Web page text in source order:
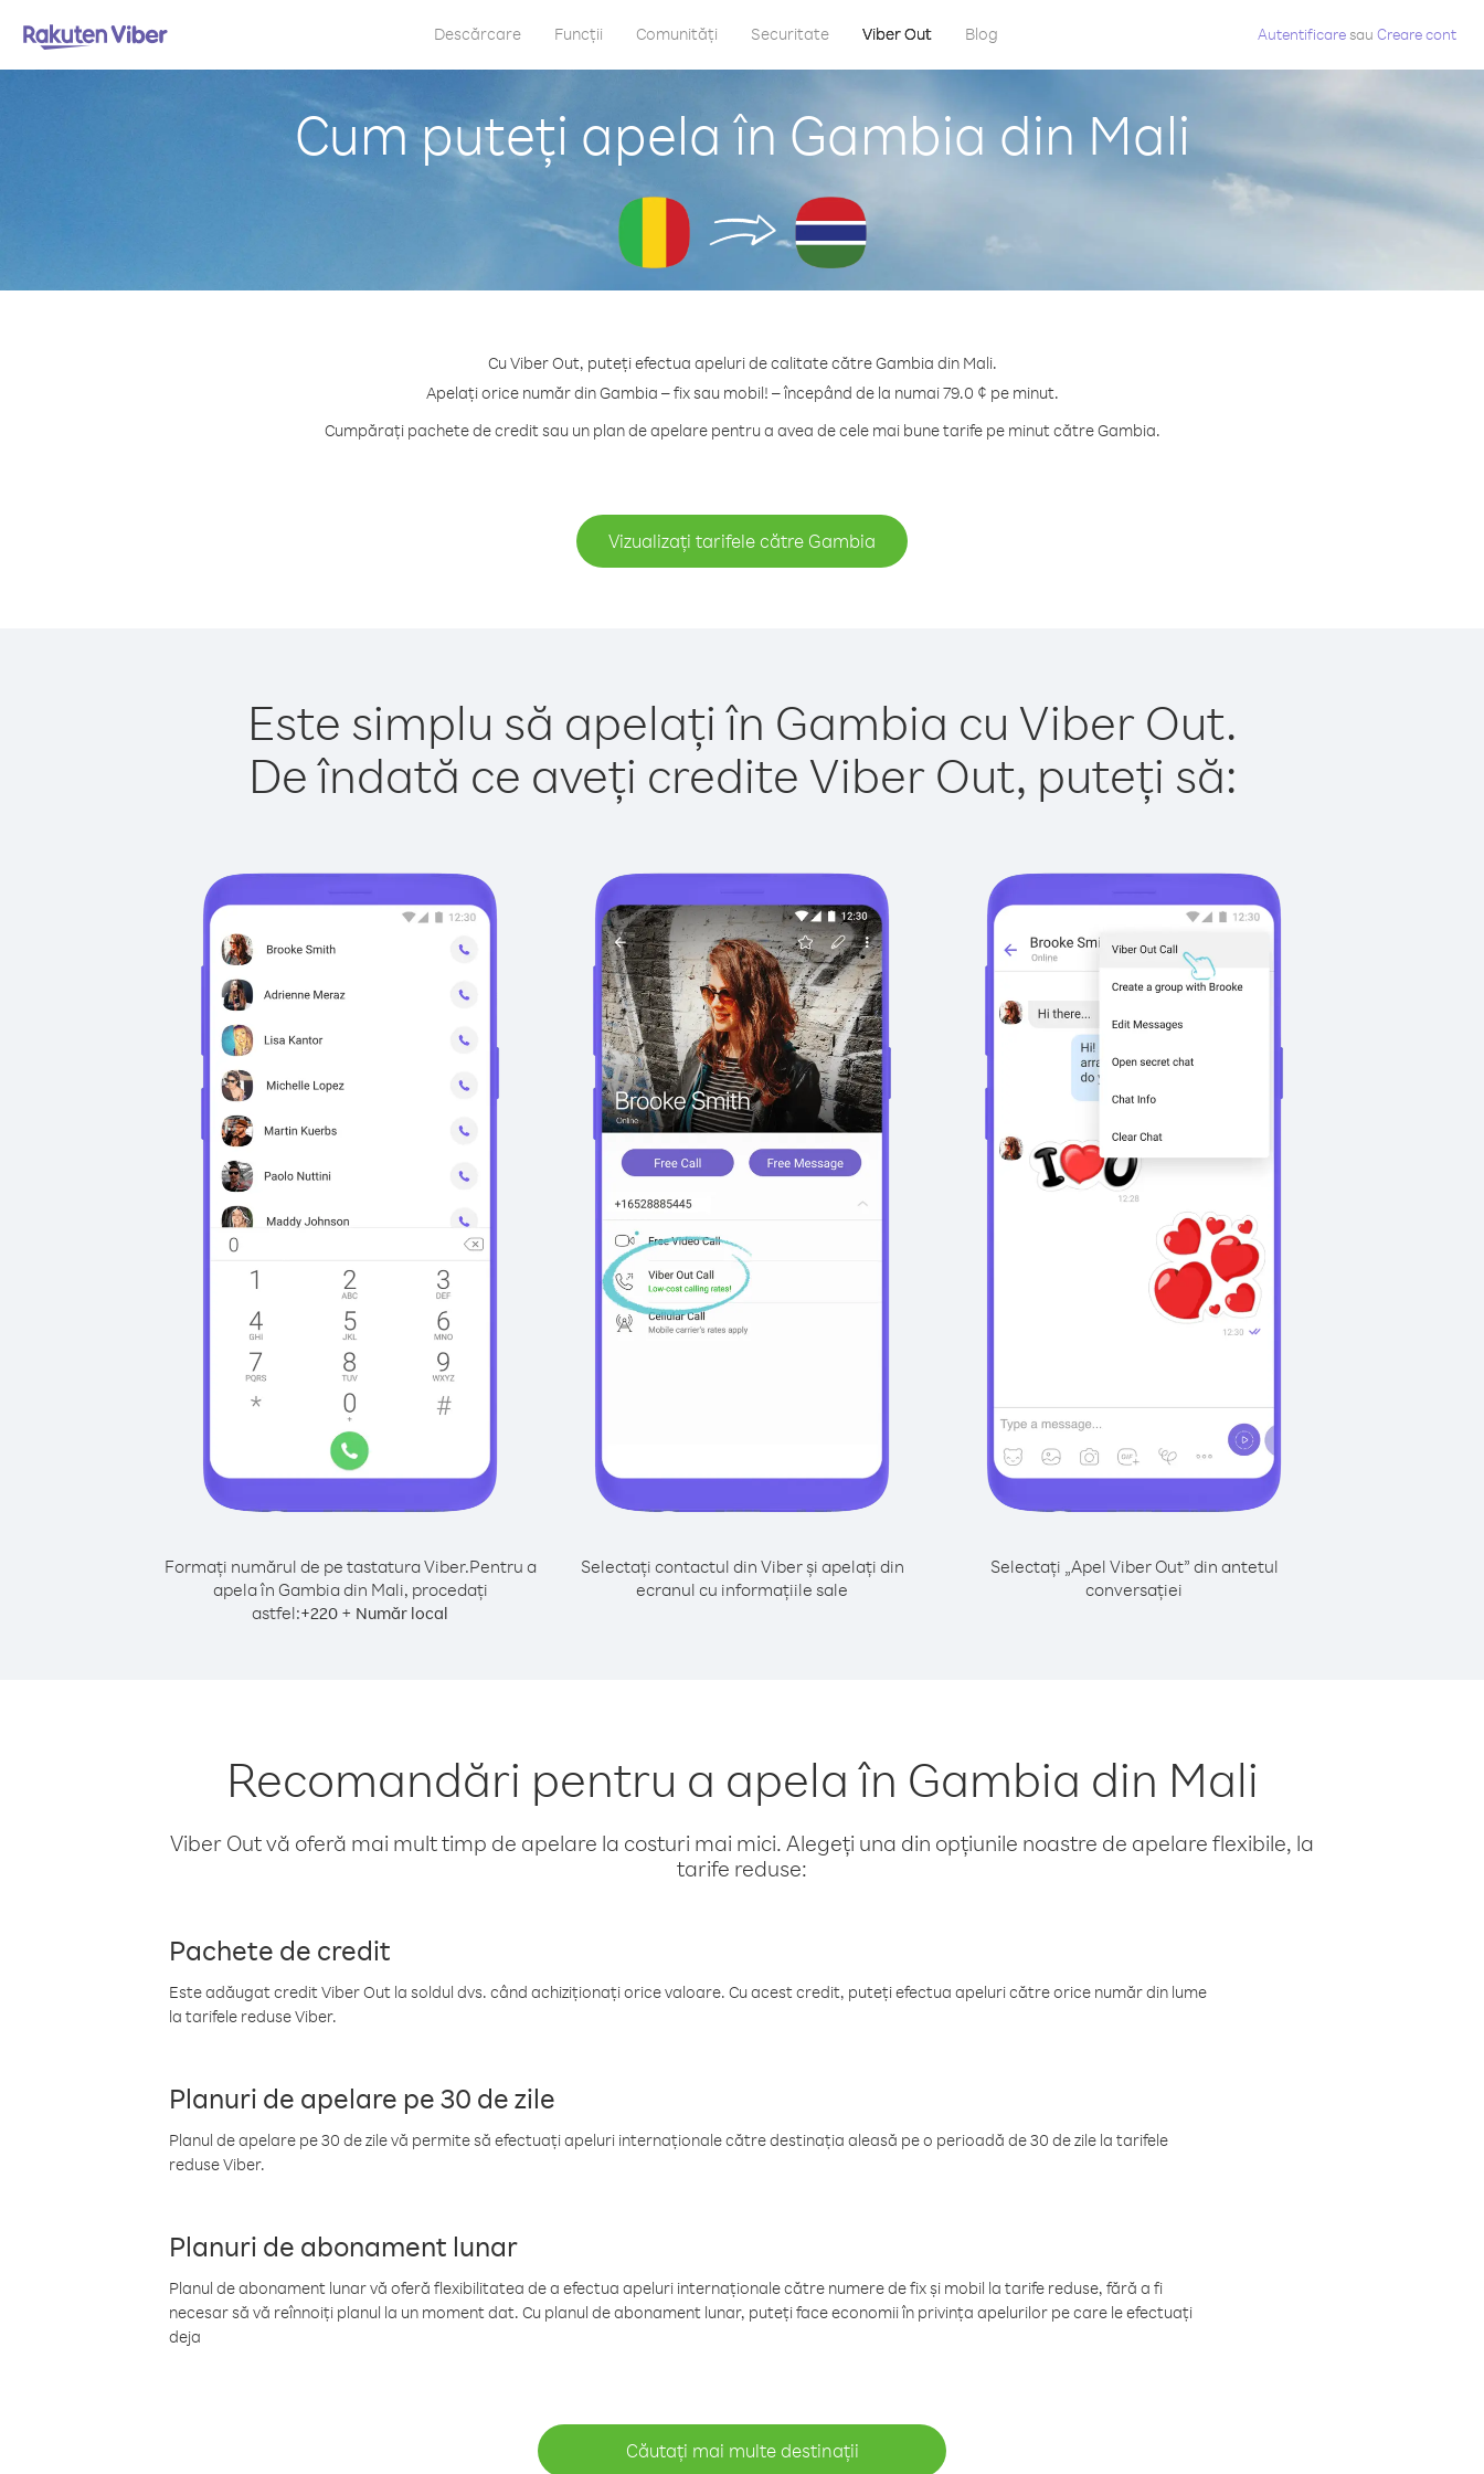
Descărcare Funcții Comunități Securitate Viber Out Blog Autentificaresau Creare cont
Cum puteți apela în Gambia din Mali
Cu Viber Out, puteți efectua apeluri de calitate către Gambia din Mali.
Apelați orice număr din Gambia – fix sau mobil! – începând de la numai 79.0 ¢ pe minut.
Cumpărați pachete de credit sau un plan de apelare pentru a avea de cele mai bune tarife pe minut către Gambia.
Vizualizați tarifele către Gambia
Este simplu să apelați în Gambia cu Viber Out.
De îndată ce aveți credite Viber Out, puteți să:
Formați numărul de pe tastatura Viber.Pentru a
apela în Gambia din Mali, procedați
astfel:+220 + Număr local
Selectați contactul din Viber și apelați din
ecranul cu informațiile sale
Selectați „Apel Viber Out” din antetul
conversației
Recomandări pentru a apela în Gambia din Mali
Viber Out vă oferă mai mult timp de apelare la costuri mai mici. Alegeți una din opțiunile noastre de apelare flexibile, la
tarife reduse:
Pachete de credit
Este adăugat credit Viber Out la soldul dvs. când achiziționați orice valoare. Cu acest credit, puteți efectua apeluri către orice număr din lume
la tarifele reduse Viber.
Planuri de apelare pe 30 de zile
Planul de apelare pe 30 de zile vă permite să efectuați apeluri internaționale către destinația aleasă pe o perioadă de 30 de zile la tarifele
reduse Viber.
Planuri de abonament lunar
Planul de abonament lunar vă oferă flexibilitatea de a efectua apeluri internaționale către numere de fix și mobil la tarife reduse, fără a fi
necesar să vă reînnoiți planul la un moment dat. Cu planul de abonament lunar, puteți face economii în privința apelurilor pe care le efectuați
deja
Căutați mai multe destinații